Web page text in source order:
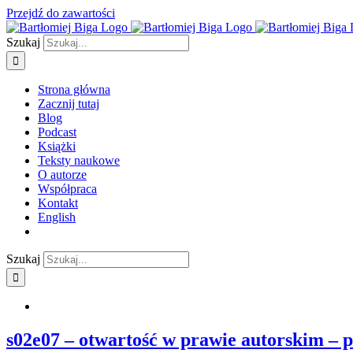
Przejdź do zawartości
Szukaj
Strona główna
Zacznij tutaj
Blog
Podcast
Książki
Teksty naukowe
O autorze
Współpraca
Kontakt
English
Szukaj
s02e07 – otwartość w prawie autorskim –